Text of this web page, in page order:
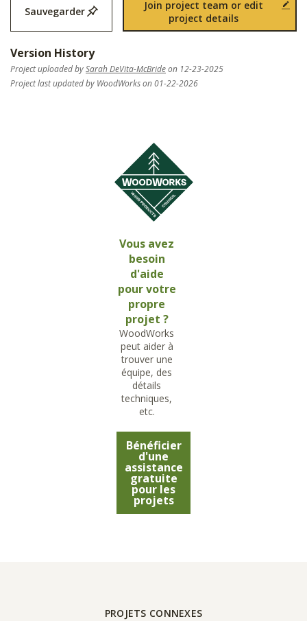
Sauvegarder
Join project team or edit
project details
Version History
Project uploaded bySarah DeVita-McBrideon 12-23-2025
Project last updated by WoodWorks on 01-22-2026
Vous avez
besoin
d'aide
pour votre
propre
projet ?
WoodWorks
peut aider à
trouver une
équipe, des
détails
techniques,
etc.
Bénéficier
d'une
assistance
gratuite
pour les
projets
PROJETS CONNEXES